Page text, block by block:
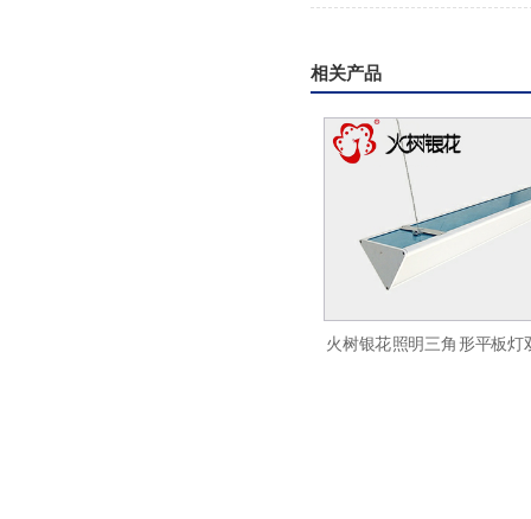
相关产品
火树银花照明三角形平板灯